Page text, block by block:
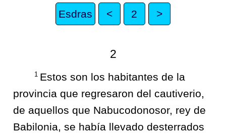
Esdras < 2 >
2
1 Estos son los habitantes de la
provincia que regresaron del cautiverio,
de aquellos que Nabucodonosor, rey de
Babilonia, se había llevado desterrados